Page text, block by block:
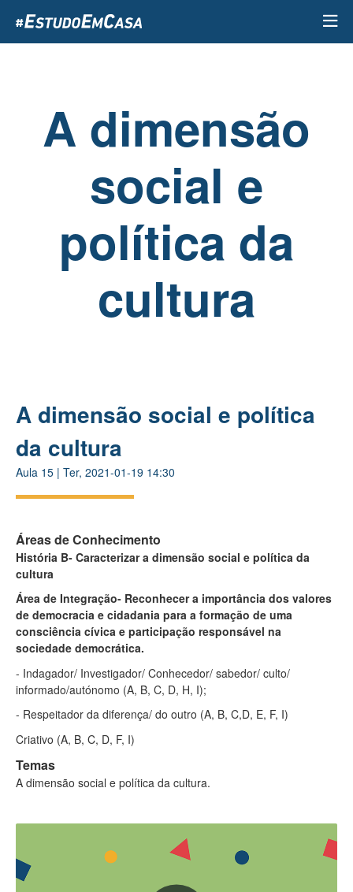
para
o
A dimensão
social e
política da
cultura
A dimensão social e política
da cultura
Aula 15 | Ter, 2021-01-19 14:30
Áreas de Conhecimento
História B- Caracterizar a dimensão social e política da
cultura
Área de Integração- Reconhecer a importância dos valores
de democracia e cidadania para a formação de uma
consciência cívica e participação responsável na
sociedade democrática.
- Indagador/ Investigador/ Conhecedor/ sabedor/ culto/
informado/autónomo (A, B, C, D, H, I);
- Respeitador da diferença/ do outro (A, B, C,D, E, F, I)
Criativo (A, B, C, D, F, I)
Temas
A dimensão social e política da cultura.